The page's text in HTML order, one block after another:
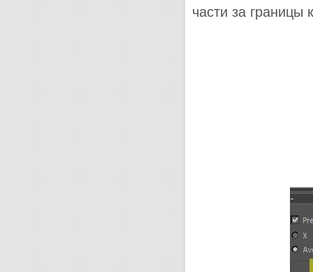
части за границы